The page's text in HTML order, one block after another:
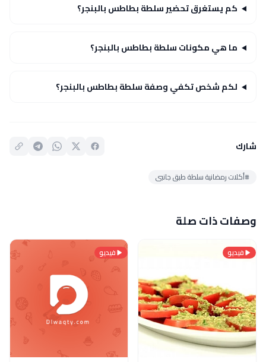
كم يستغرق تحضير سلطة بطاطس بالبنجر؟
ما هي مكونات سلطة بطاطس بالبنجر؟
لكم شخص تكفي وصفة سلطة بطاطس بالبنجر؟
شارك
#أكلات رمضانية سلطة طبق جانبى
وصفات ذات صلة
فيديو فيديو